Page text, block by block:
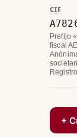
CIF
Prefijo
fiscal
+